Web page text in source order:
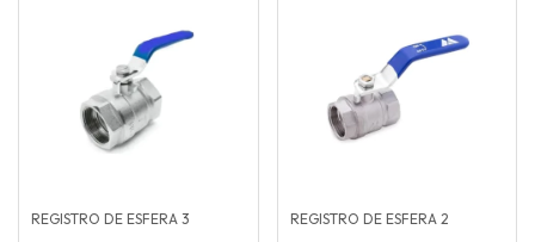
REGISTRO DE ESFERA 3 REGISTRO DE ESFERA 2